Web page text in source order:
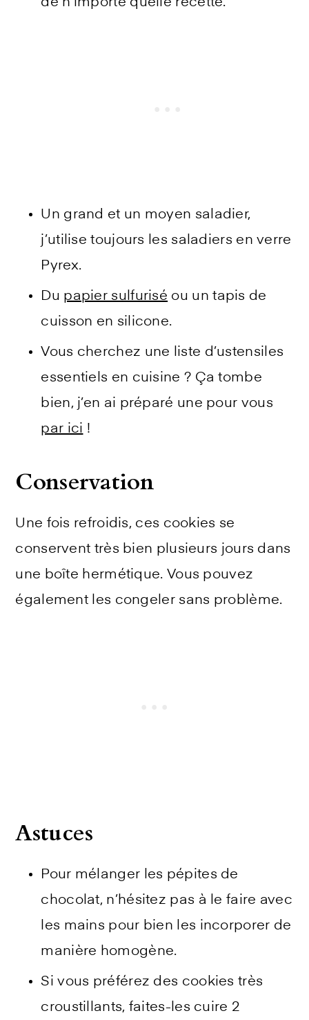
de n’importe quelle recette.
Un grand et un moyen saladier,
j’utilise toujours les saladiers en verre
Pyrex.
Du papier sulfurisé ou un tapis de
cuisson en silicone.
Vous cherchez une liste d’ustensiles
essentiels en cuisine ? Ça tombe
bien, j’en ai préparé une pour vous
par ici !
Conservation
Une fois refroidis, ces cookies se
conservent très bien plusieurs jours dans
une boîte hermétique. Vous pouvez
également les congeler sans problème.
Astuces
Pour mélanger les pépites de
chocolat, n’hésitez pas à le faire avec
les mains pour bien les incorporer de
manière homogène.
Si vous préférez des cookies très
croustillants, faites-les cuire 2